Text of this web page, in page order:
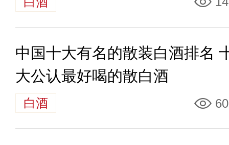
中国十大有名的散装白酒排名
大公认最好喝的散白酒
白酒